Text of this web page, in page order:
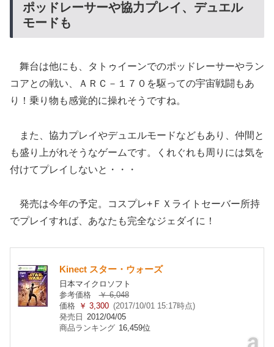
ポッドレーサーや協力プレイ、デュエル
モードも
舞台は他にも、タトゥイーンでのポッドレーサーやラン
コアとの戦い、ＡＲＣ－１７０を駆っての宇宙戦闘もあ
り！乗り物も感覚的に操れそうですね。
また、協力プレイやデュエルモードなどもあり、仲間と
も盛り上がれそうなゲームです。くれぐれも周りには気を
付けてプレイしないと・・・
発売は今年の予定。コスプレ+ＦＸライトセーバー所持
でプレイすれば、あなたも完全なジェダイに！
Kinect スター・ウォーズ
日本マイクロソフト
参考価格
￥ 6,048
価格
￥ 3,300 (2017/10/01 15:17時点)
発売日
2012/04/05
商品ランキング 16,459位